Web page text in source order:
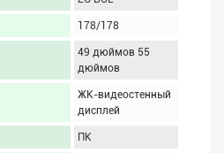
178/178
49 дюймов 55
дюймов
ЖК-видеостенный
дисплей
ПК